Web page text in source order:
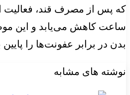
که پس از مصرف قند، فعالیت
ساعت کاهش می‌یابد و این
بدن در برابر عفونت‌ها را پایین
نوشته های مشابه